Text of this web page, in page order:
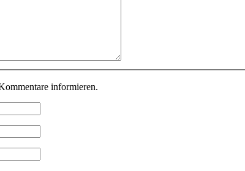
informieren.